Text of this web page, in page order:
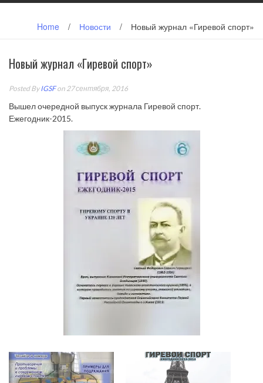
Home / Новости / Новый журнал «Гиревой спорт»
Новый журнал «Гиревой спорт»
Posted ByIGSFon 27 сентября, 2016
Вышел очередной выпуск журнала Гиревой спорт.
Ежегодник-2015.